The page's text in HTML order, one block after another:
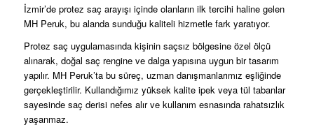
İzmir’de protez saç arayışı içinde olanların ilk tercihi haline gelen
MH Peruk, bu alanda sunduğu kaliteli hizmetle fark yaratıyor.
Protez saç uygulamasında kişinin saçsız bölgesine özel ölçü
alınarak, doğal saç rengine ve dalga yapısına uygun bir tasarım
yapılır. MH Peruk’ta bu süreç, uzman danışmanlarımız eşliğinde
gerçekleştirilir. Kullandığımız yüksek kalite ipek veya tül tabanlar
sayesinde saç derisi nefes alır ve kullanım esnasında rahatsızlık
yaşanmaz.